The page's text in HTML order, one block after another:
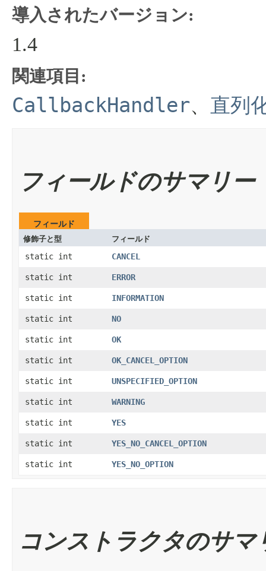
導入されたバージョン:
1.4
関連項目:
CallbackHandler、 直列
フィールドのサマリー
フィールド
修飾子と型
フィールド
static int CANCEL
static int ERROR
static int INFORMATION
static int NO
static int OK
static int OK_CANCEL_OPTION
static int UNSPECIFIED_OPTION
static int WARNING
static int YES
static int YES_NO_CANCEL_OPTION
static int YES_NO_OPTION
コンストラクタのサマ